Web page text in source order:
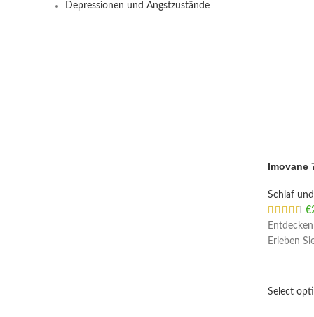
Depressionen und Angstzustände
Imovane
Schlaf
€
Erleben
Select